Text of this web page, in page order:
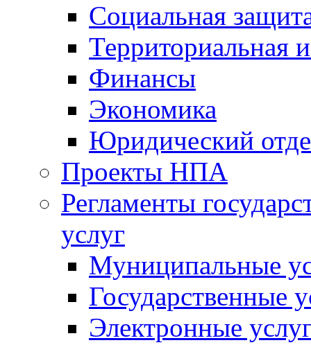
Социальная
Территориальная
Финансы
Экономика
Юридический
Проекты НПА
Регламенты
услуг
Муниципальные
Государственные
Электронные